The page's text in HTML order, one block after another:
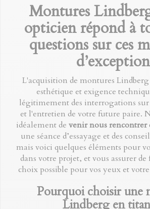
Montures
opticien répond à
questions sur ces
d’exception
L'acquisition de montures
esthétique et exigence
légitimement des interrogations
et l'entretien de votre future paire.
idéalement de venir nous rencontrer
une séance d’essayage et des
mais voici quelques éléments pour
dans votre projet, et vous assurer
choix possible pour vos yeux et
Pourquoi choisir une
Lindberg en